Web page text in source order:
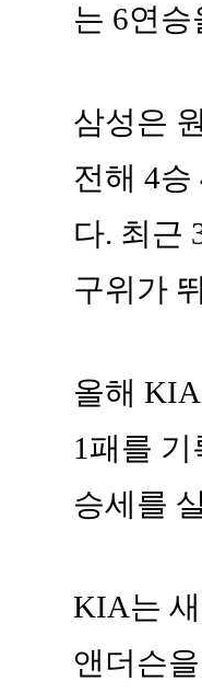
는 6연
삼성은
전해 4
다. 최근
구위가
올해
1패를
승세를
KIA는
앤더슨